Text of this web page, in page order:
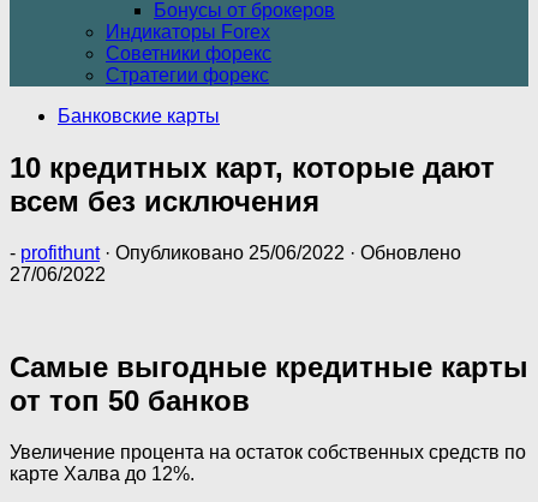
Бонусы от брокеров
Индикаторы Forex
Советники форекс
Стратегии форекс
Банковские карты
10 кредитных карт, которые дают
всем без исключения
- profithunt · Опубликовано 25/06/2022 · Обновлено
27/06/2022
Самые выгодные кредитные карты
от топ 50 банков
Увеличение процента на остаток собственных средств по
карте Халва до 12%.